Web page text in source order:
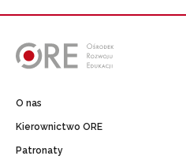
O nas
Kierownictwo ORE
Patronaty